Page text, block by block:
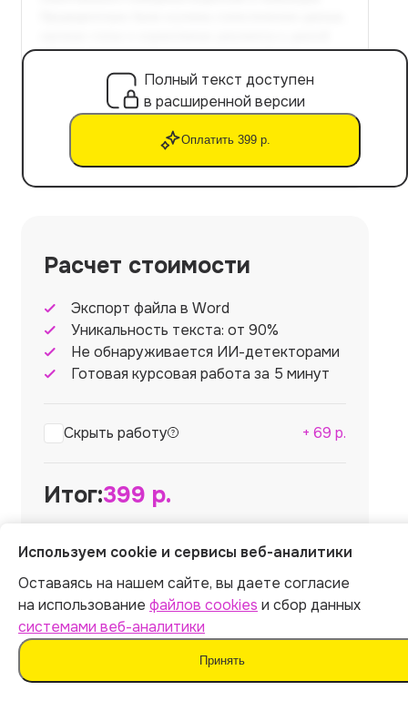
Полный текст доступен
в расширенной версии
Оплатить 399 р.
Расчет стоимости
Экспорт файла в Word
Уникальность текста: от 90%
Не обнаруживается ИИ-детекторами
Готовая курсовая работа за 5 минут
Скрыть работу + 69 р.
Итог:399 р.
Оплатить
Отправляя форму, вы соглашаетесь
Используем cookie и сервисы веб-аналитики
Оставаясь на нашем сайте, вы даете согласие
на использование файлов cookies и сбор данных
системами веб-аналитики
Принять